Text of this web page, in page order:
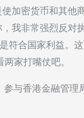
加密货币和其他
我非常强烈反对
符合国家利益。
家打嘴仗吧。
与香港金融管